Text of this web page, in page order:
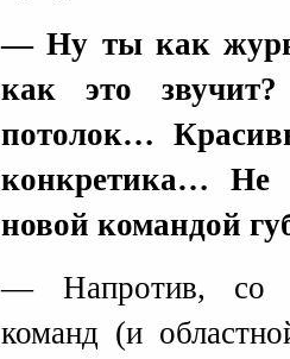
— Ну ты как
как это
потолок…
конкретика… Не
новой командой
— Напротив, со
команд (и